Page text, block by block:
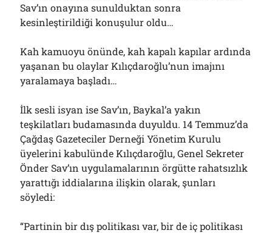
Sav’ın onayına sunulduktan sonra
kesinleştirildiği konuşulur oldu…
Kah kamuoyu önünde, kah kapalı kapılar ardında
yaşanan bu olaylar Kılıçdaroğlu’nun imajını
yaralamaya başladı…
İlk sesli isyan ise Sav’ın, Baykal’a yakın
teşkilatları budamasında duyuldu. 14 Temmuz’da
Çağdaş Gazeteciler Derneği Yönetim Kurulu
üyelerini kabulünde Kılıçdaroğlu, Genel Sekreter
Önder Sav’ın uygulamalarının örgütte rahatsızlık
yarattığı iddialarına ilişkin olarak, şunları
söyledi:
“Partinin bir dış politikası var, bir de iç politikası